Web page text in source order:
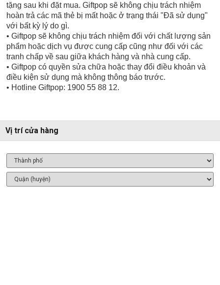
tặng sau khi đặt mua. Giftpop sẽ không chịu trách nhiệm
hoàn trả các mã thẻ bị mất hoặc ở trạng thái "Đã sử dụng"
với bất kỳ lý do gì.
• Giftpop sẽ không chịu trách nhiệm đối với chất lượng sản
phẩm hoặc dịch vụ được cung cấp cũng như đối với các
tranh chấp về sau giữa khách hàng và nhà cung cấp.
• Giftpop có quyền sửa chữa hoặc thay đổi điều khoản và
điều kiện sử dụng mà không thông báo trước.
• Hotline Giftpop: 1900 55 88 12.
Vị trí cửa hàng